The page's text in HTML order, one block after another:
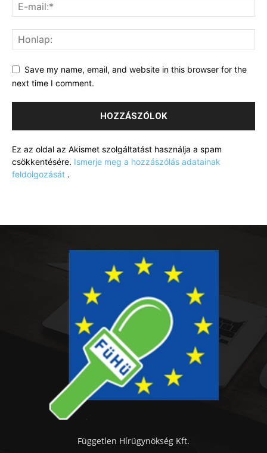
Save my name, email, and website in this browser for the
next time I comment.
Ez az oldal az Akismet szolgáltatást használja a spam
csökkentésére. Ismerje meg a hozzászólás adatainak
feldolgozását .
Független Hírügynökség Kft.